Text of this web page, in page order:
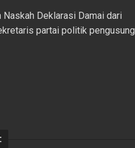
Deklarasi Damai dari
partai politik pengusung